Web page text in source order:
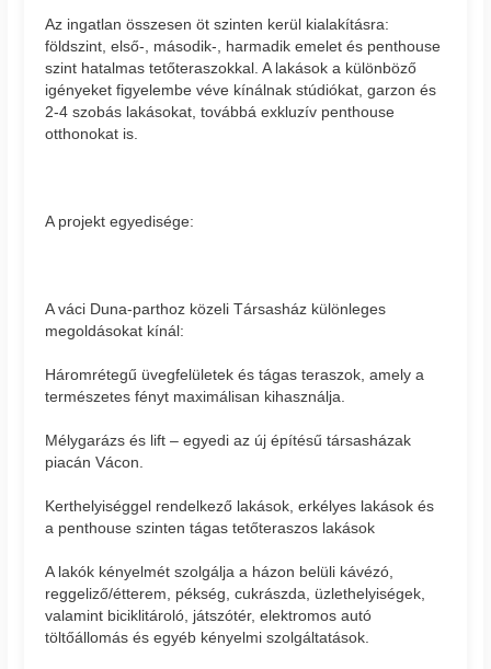
Az ingatlan összesen öt szinten kerül kialakításra:
földszint, első-, második-, harmadik emelet és penthouse
szint hatalmas tetőteraszokkal. A lakások a különböző
igényeket figyelembe véve kínálnak stúdiókat, garzon és
2-4 szobás lakásokat, továbbá exkluzív penthouse
otthonokat is.
A projekt egyedisége:
A váci Duna-parthoz közeli Társasház különleges
megoldásokat kínál:
Háromrétegű üvegfelületek és tágas teraszok, amely a
természetes fényt maximálisan kihasználja.
Mélygarázs és lift – egyedi az új építésű társasházak
piacán Vácon.
Kerthelyiséggel rendelkező lakások, erkélyes lakások és
a penthouse szinten tágas tetőteraszos lakások
A lakók kényelmét szolgálja a házon belüli kávézó,
reggeliző/étterem, pékség, cukrászda, üzlethelyiségek,
valamint biciklitároló, játszótér, elektromos autó
töltőállomás és egyéb kényelmi szolgáltatások.